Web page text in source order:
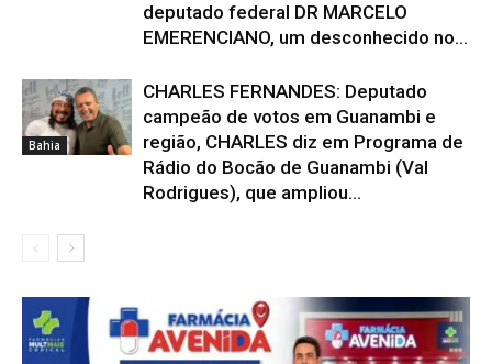
deputado federal DR MARCELO
EMERENCIANO, um desconhecido no...
Bahia
CHARLES FERNANDES: Deputado
campeão de votos em Guanambi e
região, CHARLES diz em Programa de
Rádio do Bocão de Guanambi (Val
Rodrigues), que ampliou...